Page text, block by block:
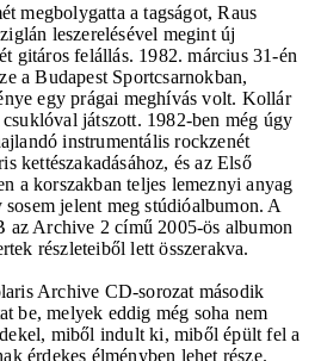
megbolygatta a tagságot, Raus
leszerelésével megint új
gitáros felállás. 1982. március 31-én
a Budapest Sportcsarnokban,
egy prágai meghívás volt. Kollár
játszott. 1982-ben még úgy
instrumentális rockzenét
kettészakadásához, és az Első
a korszakban teljes lemeznyi anyag
jelent meg stúdióalbumon. A
Archive 2 című 2005-ös albumon
részleteiből lett összerakva.
Archive CD-sorozat második
be, melyek eddig még soha nem
miből indult ki, miből épült fel a
érdekes élményben lehet része.